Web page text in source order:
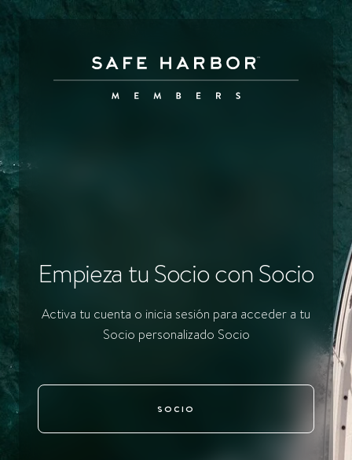
Empieza tu Socio con Socio
Activa tu cuenta o inicia sesión para acceder a tu
Socio personalizado Socio
SOCIO